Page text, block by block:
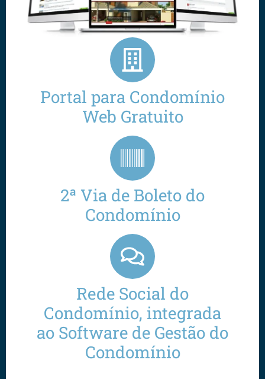
Portal para Condomínio
Web Gratuito
2ª Via de Boleto do
Condomínio
Rede Social do
Condomínio, integrada
ao Software de Gestão do
Condomínio